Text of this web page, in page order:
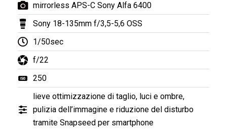
mirrorless APS-C Sony Alfa 6400
Sony 18-135mm f/3,5-5,6 OSS
1/50sec
f/22
250
lieve ottimizzazione di taglio, luci e ombre,
pulizia dell’immagine e riduzione del disturbo
tramite Snapseed per smartphone